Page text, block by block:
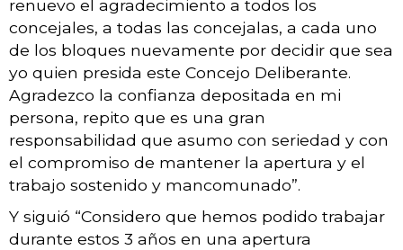
renuevo el agradecimiento a todos los
concejales, a todas las concejalas, a cada uno
de los bloques nuevamente por decidir que sea
yo quien presida este Concejo Deliberante.
Agradezco la confianza depositada en mi
persona, repito que es una gran
responsabilidad que asumo con seriedad y con
el compromiso de mantener la apertura y el
trabajo sostenido y mancomunado”.
Y siguió “Considero que hemos podido trabajar
durante estos 3 años en una apertura